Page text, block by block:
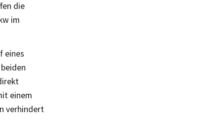
die
im
eines
einem
verhindert